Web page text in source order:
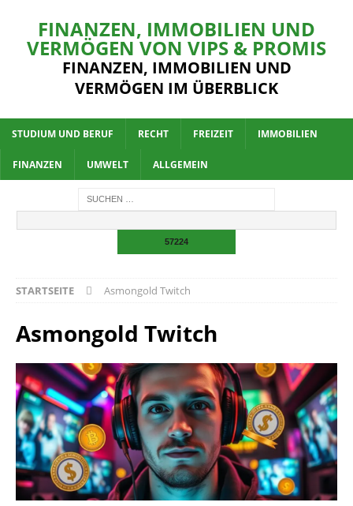
FINANZEN, IMMOBILIEN UND
VERMÖGEN VON VIPS & PROMIS
FINANZEN, IMMOBILIEN UND
VERMÖGEN IM ÜBERBLICK
STUDIUM UND BERUF RECHT FREIZEIT IMMOBILIEN
FINANZEN UMWELT ALLGEMEIN
STARTSEITE Asmongold Twitch
Asmongold Twitch